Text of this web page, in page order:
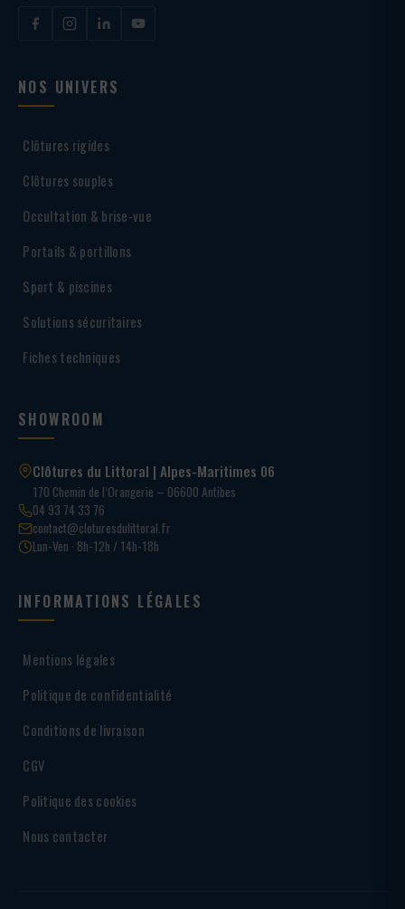
NOS UNIVERS
Clôtures rigides
Clôtures souples
Occultation & brise-vue
Portails & portillons
Sport & piscines
Solutions sécuritaires
Fiches techniques
SHOWROOM
Clôtures du Littoral | Alpes-Maritimes 06
170 Chemin de l’Orangerie – 06600 Antibes
04 93 74 33 76
contact@cloturesdulittoral.fr
Lun-Ven · 8h-12h / 14h-18h
INFORMATIONS LÉGALES
Mentions légales
Politique de confidentialité
Conditions de livraison
CGV
Politique des cookies
Nous contacter